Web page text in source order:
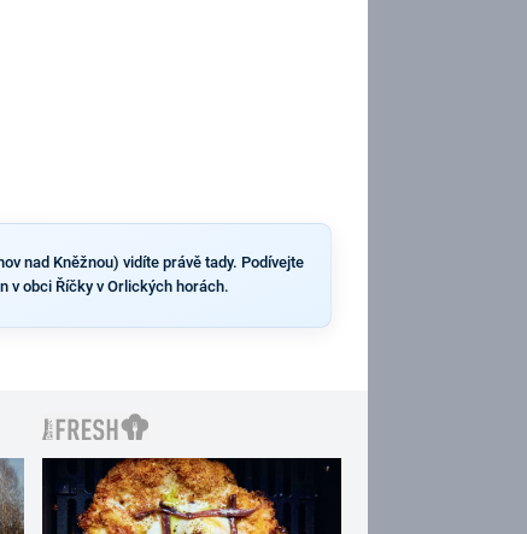
nad Kněžnou) vidíte právě tady. Podívejte
v obci Říčky v Orlických horách.